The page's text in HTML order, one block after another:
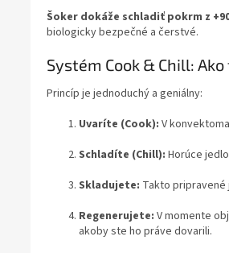
Šoker dokáže schladiť pokrm z
biologicky bezpečné a čerstvé.
Systém Cook & Chill:
Princíp je jednoduchý a geniálny:
Uvaríte (Cook): V
Schladíte (Chill): Horúce
Skladujete: Takto
Regenerujete: V momente
akoby ste ho práve dovarili.